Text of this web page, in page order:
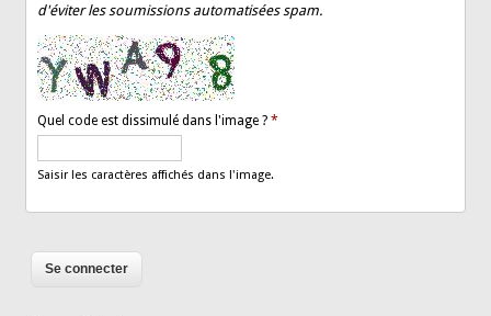
d'éviter les soumissions automatisées spam.
Quel code est dissimulé dans l'image ?*
Saisir les caractères affichés dans l'image.